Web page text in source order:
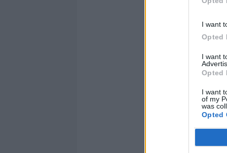
I want
Opted
I want
Opted
I want
of my
was
Opted